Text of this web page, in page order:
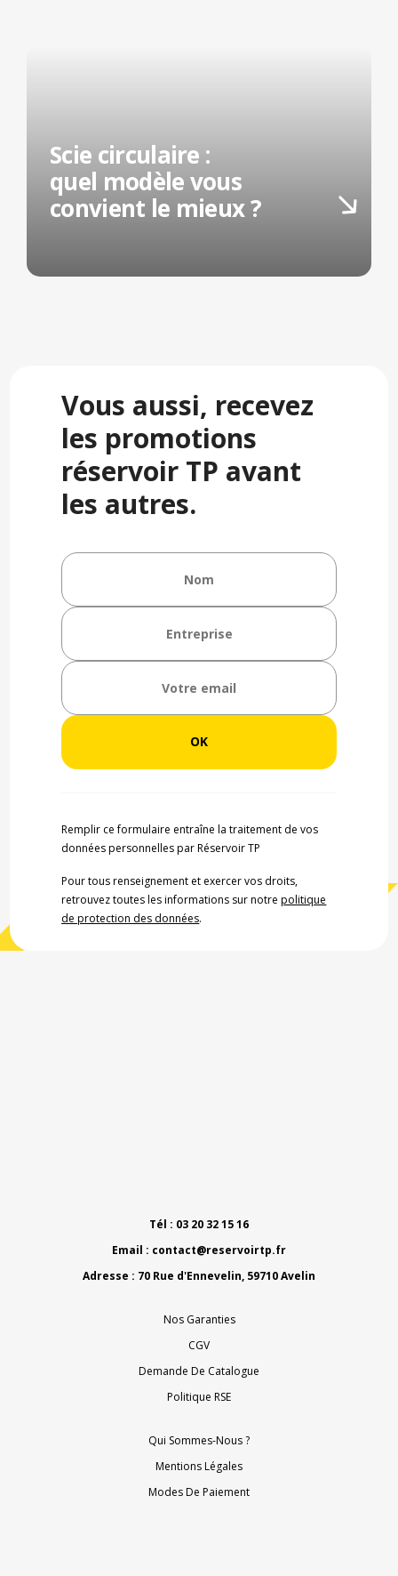
Scie circulaire :
quel modèle vous
convient le mieux ?
Vous aussi, recevez
les promotions
réservoir TP avant
les autres.
Remplir ce formulaire entraîne la traitement de vos
données personnelles par Réservoir TP
Pour tous renseignement et exercer vos droits,
retrouvez toutes les informations sur notrepolitique
de protection des données.
Tél : 03 20 32 15 16
Email : contact@reservoirtp.fr
Adresse : 70 Rue d'Ennevelin, 59710 Avelin
Nos Garanties
CGV
Demande De Catalogue
Politique RSE
Qui Sommes-Nous ?
Mentions Légales
Modes De Paiement